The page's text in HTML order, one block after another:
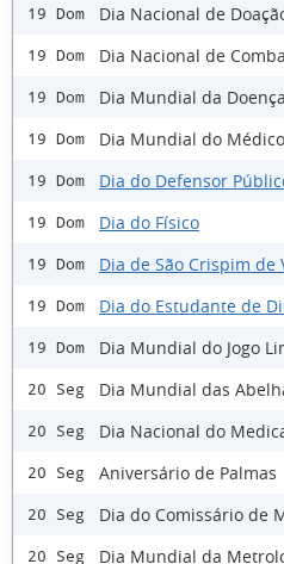
19 Dom Dia Nacional de
19 Dom Dia Nacional de
19 Dom Dia Mundial da
19 Dom Dia Mundial do
19 Dom Dia do Defensor
19 Dom Dia do Físico
19 Dom Dia de São Crispim de
19 Dom Dia do Estudante de
19 Dom Dia Mundial do Jogo
20 Seg Dia Mundial das
20 Seg Dia Nacional do
20 Seg Aniversário de Palmas
20 Seg Dia do Comissário de
20 Seg Dia Mundial da